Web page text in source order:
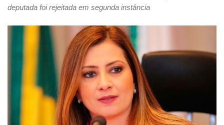
deputada foi rejeitada em segunda instância